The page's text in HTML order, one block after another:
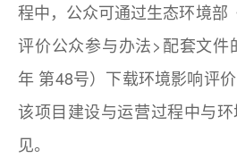
程中，公众可通过生态环境部
评价公众参与办法>配套文件
年 第48号）下载环境影响评
该项目建设与运营过程中与
见。